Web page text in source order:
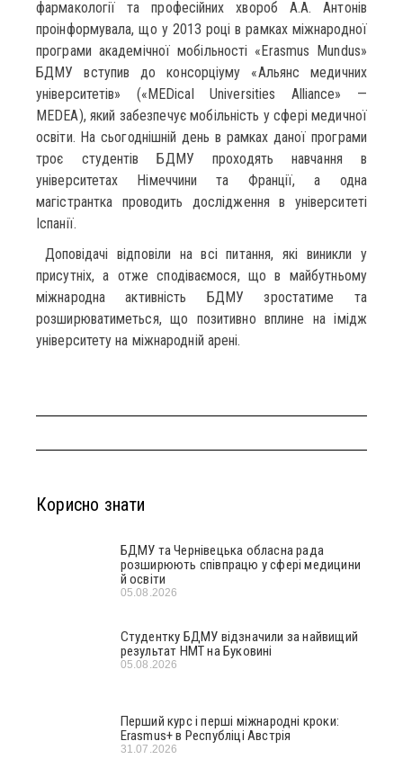
фармакології та професійних хвороб А.А. Антонів
проінформувала, що у 2013 році в рамках міжнародної
програми академічної мобільності «Erasmus Mundus»
БДМУ вступив до консорціуму «Альянс медичних
університетів» («MEDical Universities Alliance» —
MEDEA), який забезпечує мобільність у сфері медичної
освіти. На сьогоднішній день в рамках даної програми
троє студентів БДМУ проходять навчання в
університетах Німеччини та Франції, а одна
магістрантка проводить дослідження в університеті
Іспанії.
Доповідачі відповіли на всі питання, які виникли у
присутніх, а отже сподіваємося, що в майбутньому
міжнародна активність БДМУ зростатиме та
розширюватиметься, що позитивно вплине на імідж
університету на міжнародній арені.
Корисно знати
БДМУ та Чернівецька обласна рада
розширюють співпрацю у сфері медицини
й освіти
05.08.2026
Студентку БДМУ відзначили за найвищий
результат НМТ на Буковині
05.08.2026
Перший курс і перші міжнародні кроки:
Erasmus+ в Республіці Австрія
31.07.2026